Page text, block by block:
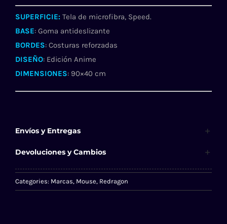
PD46
L
cantidad
SUPERFICIE: Tela de microfibra, Speed.
BASE: Goma antideslizante
BORDES: Costuras reforzadas
DISEÑO: Edición Anime
DIMENSIONES: 90×40 cm
Envíos y Entregas
Devoluciones y Cambios
Categories: Marcas, Mouse, Redragon